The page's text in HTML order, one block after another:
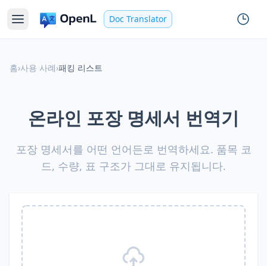
Doc Translator
홈›사용 사례›패킹 리스트
온라인 포장 명세서 번역기
포장 명세서를 어떤 언어든로 번역하세요. 품목 코
드, 수량, 표 구조가 그대로 유지됩니다.